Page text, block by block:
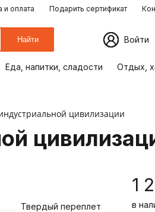
и оплата Подарить сертификат
Найти Войти
Еда, напитки, сладости Отдых,
цивилизации
Твердый переплет
1
в